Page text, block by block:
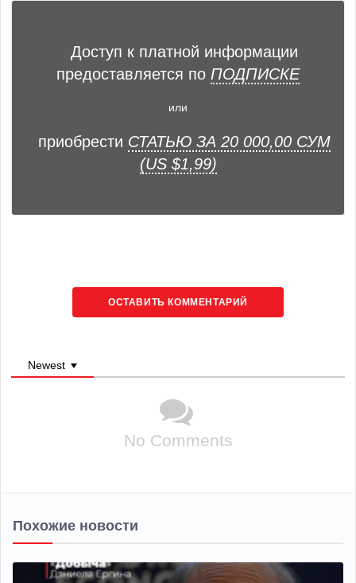
Доступ к платной информации
предоставляется по ПОДПИСКЕ
или
приобрести СТАТЬЮ ЗА 20 000,00 СУМ
(US $1,99)
ОСТАВИТЬ КОММЕНТАРИЙ
Newest
No Comments
Похожие новости